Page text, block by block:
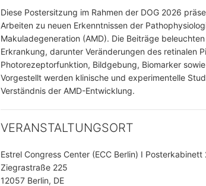
Diese Postersitzung im Rahmen der DOG 2026
Arbeiten zu neuen Erkenntnissen der
Makuladegeneration (AMD). Die Beiträge
Erkrankung, darunter Veränderungen des retinalen
Photorezeptorfunktion, Bildgebung, Biomarker
Vorgestellt werden klinische und experimentelle
Verständnis der AMD-Entwicklung.
VERANSTALTUNGSORT
Estrel Congress Center (ECC Berlin) I Posterkabinett
Ziegrastraße 225
12057 Berlin, DE